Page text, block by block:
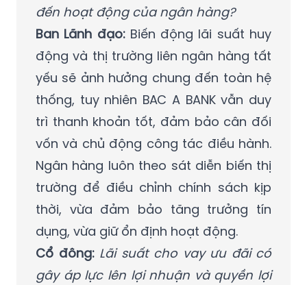
đến hoạt động của ngân hàng?
Ban Lãnh đạo: Biến động lãi suất huy
động và thị trường liên ngân hàng tất
yếu sẽ ảnh hưởng chung đến toàn hệ
thống, tuy nhiên BAC A BANK vẫn duy
trì thanh khoản tốt, đảm bảo cân đối
vốn và chủ động công tác điều hành.
Ngân hàng luôn theo sát diễn biến thị
trường để điều chỉnh chính sách kịp
thời, vừa đảm bảo tăng trưởng tín
dụng, vừa giữ ổn định hoạt động.
Cổ đông: Lãi suất cho vay ưu đãi có
gây áp lực lên lợi nhuận và quyền lợi